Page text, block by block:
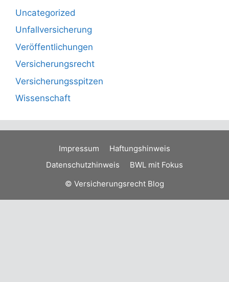
Uncategorized
Unfallversicherung
Veröffentlichungen
Versicherungsrecht
Versicherungsspitzen
Wissenschaft
Impressum
Haftungshinweis
Datenschutzhinweis
BWL mit Fokus
© Versicherungsrecht Blog